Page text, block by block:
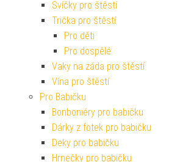
Svíčky pro štěstí
Trička pro štěstí
Pro děti
Pro dospělé
Vaky na záda pro štěstí
Vína pro štěstí
Pro Babičku
Bonboniéry pro babičku
Dárky z fotek pro babičku
Deky pro babičku
Hrnečky pro babičku